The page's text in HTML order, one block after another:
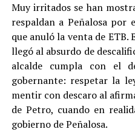
Muy irritados se han
respaldan a Peñalosa
que anuló la venta de ETB.
llegó al absurdo de
alcalde cumpla con el
gobernante: respetar la
mentir con descaro al
de Petro, cuando en
gobierno de Peñalosa.